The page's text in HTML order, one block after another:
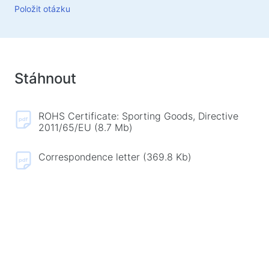
Koberečky na myš
Herní soustavy
Herní myše
Herní stoly
Gamepady
Položit otázku
Stáhnout
ROHS Certificate: Sporting Goods, Directive
2011/65/EU (8.7 Mb)
Correspondence letter (369.8 Kb)